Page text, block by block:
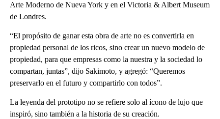
Arte Moderno de Nueva York y en el Victoria & Albert Museum
de Londres.
“El propósito de ganar esta obra de arte no es convertirla en
propiedad personal de los ricos, sino crear un nuevo modelo de
propiedad, para que empresas como la nuestra y la sociedad lo
compartan, juntas”, dijo Sakimoto, y agregó: “Queremos
preservarlo en el futuro y compartirlo con todos”.
La leyenda del prototipo no se refiere solo al ícono de lujo que
inspiró, sino también a la historia de su creación.